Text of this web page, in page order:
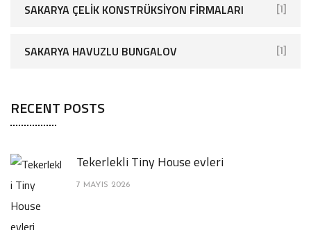
SAKARYA ÇELIK KONSTRÜKSIYON FIRMALARI [1]
SAKARYA HAVUZLU BUNGALOV [1]
RECENT POSTS
Tekerlekli Tiny House evleri
7 MAYIS 2026